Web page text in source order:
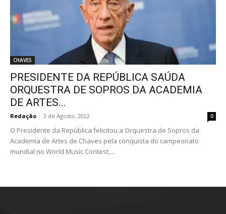
CHAVES
PRESIDENTE DA REPÚBLICA SAÚDA
ORQUESTRA DE SOPROS DA ACADEMIA
DE ARTES...
Redação - 3 de Agosto, 2022 0
O Presidente da República felicitou a Orquestra de Sopros da
Academia de Artes de Chaves pela conquista do campeonato
mundial no World Music Contest,...